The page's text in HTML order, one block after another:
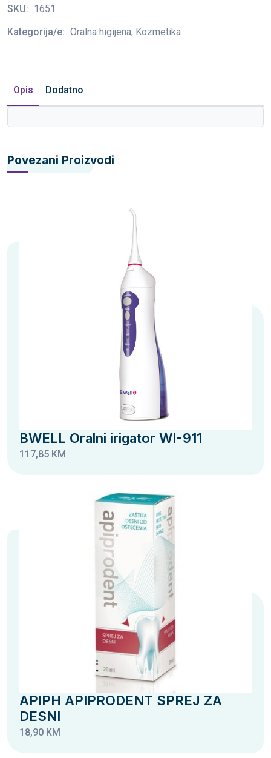
SKU: 1651
Kategorija/e: Oralna higijena, Kozmetika
Opis Dodatno
Povezani Proizvodi
BWELL Oralni irigator WI-911
117,85 KM
APIPH APIPRODENT SPREJ ZA
DESNI
18,90 KM